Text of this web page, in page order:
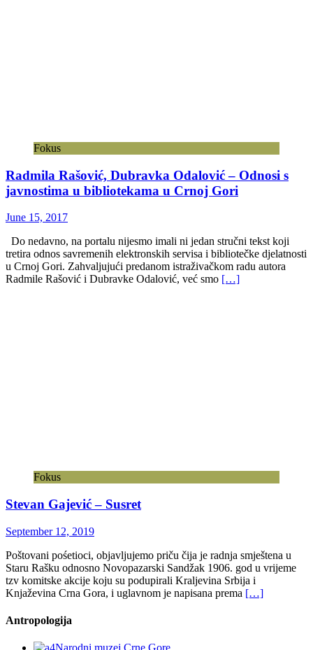
Fokus
Radmila Rašović, Dubravka Odalović – Odnosi s
javnostima u bibliotekama u Crnoj Gori
June 15, 2017
Do nedavno, na portalu nijesmo imali ni jedan stručni tekst koji
tretira odnos savremenih elektronskih servisa i bibliotečke djelatnosti
u Crnoj Gori. Zahvaljujući predanom istraživačkom radu autora
Radmile Rašović i Dubravke Odalović, već smo […]
Fokus
Stevan Gajević – Susret
September 12, 2019
Poštovani pośetioci, objavljujemo priču čija je radnja smještena u
Staru Rašku odnosno Novopazarski Sandžak 1906. god u vrijeme
tzv komitske akcije koju su podupirali Kraljevina Srbija i
Knjaževina Crna Gora, i uglavnom je napisana prema […]
Antropologija